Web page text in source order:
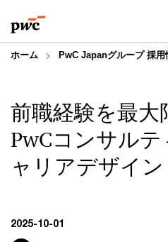
to
content
to
footer
ホーム PwC Japanグループ 採用
前職経験を最大
PwCコンサル
ャリアデザイン
2025-10-01